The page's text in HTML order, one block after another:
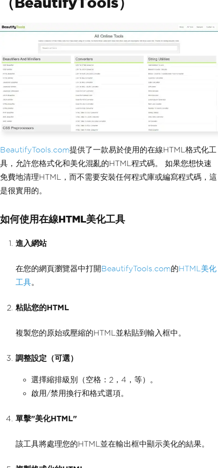
BeautifyTools.com提供了一款易於使用的在線HTML格式化工
具，允許您格式化和美化混亂的HTML程式碼。 如果您想快速
免費地清理HTML，而不需要安裝任何程式庫或編寫程式碼，這
是很實用的。
如何使用在線HTML美化工具
進入網站
在您的網頁瀏覽器中打開 BeautifyTools.com的HTML美化
工具。
粘貼您的HTML
複製您的原始或壓縮的HTML並粘貼到輸入框中。
調整設定（可選）
選擇縮排級別（空格：2，4，等）。
啟用/禁用換行和格式選項。
單擊"美化HTML"
該工具將處理您的HTML並在輸出框中顯示美化的結果。